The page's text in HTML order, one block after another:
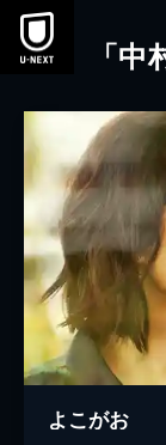
本文へスキップ
「
よこがお